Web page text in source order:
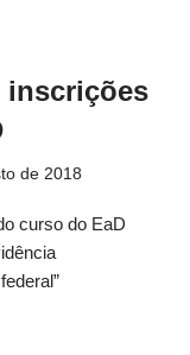
inscrições
de 2018
curso do EaD